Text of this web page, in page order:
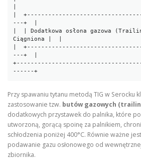
|
---+  |
|  | Dodatkowa osłona gazowa
Ciągniona |  |
|
---+  |
Przy spawaniu tytanu metodą TIG w Serocku
zastosowanie tzw. butów gazowych
dodatkowych przystawek do palnika, które
utworzoną, gorącą spoinę za palnikiem,
schłodzenia poniżej 400°C. Równie ważne
podawanie gazu osłonowego od
zbiornika.